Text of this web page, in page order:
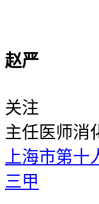
赵严
关注
主任医师消
上海市第十
三甲